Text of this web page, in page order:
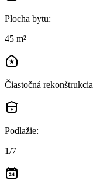
Plocha bytu:
45 m²
Čiastočná rekonštrukcia
Podlažie:
1/7